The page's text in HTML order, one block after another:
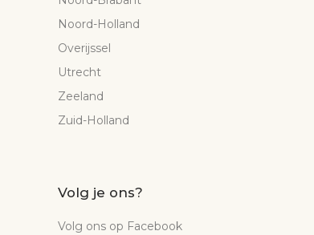
Noord-Holland
Overijssel
Utrecht
Zeeland
Zuid-Holland
Volg je ons?
Volg ons op Facebook